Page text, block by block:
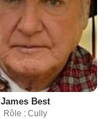
James Best
Rôle : Cully